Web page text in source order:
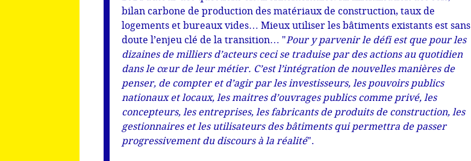
bilan carbone de production des matériaux de construction, taux de
logements et bureaux vides… Mieux utiliser les bâtiments existants est sans
doute l’enjeu clé de la transition… "Pour y parvenir le défi est que pour les
dizaines de milliers d’acteurs ceci se traduise par des actions au quotidien
dans le cœur de leur métier. C’est l’intégration de nouvelles manières de
penser, de compter et d’agir par les investisseurs, les pouvoirs publics
nationaux et locaux, les maitres d’ouvrages publics comme privé, les
concepteurs, les entreprises, les fabricants de produits de construction, les
gestionnaires et les utilisateurs des bâtiments qui permettra de passer
progressivement du discours à la réalité".